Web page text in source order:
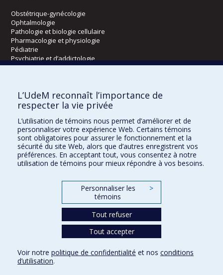
Obstétrique-gynécologie
Ophtalmologie
Pathologie et biologie cellulaire
Pharmacologie et physiologie
Pédiatrie
Psychiatrie et d’addictologie
Radiologie, radio-oncologie et médecine nucléaire
Écoles
Orthophonie et audiologie
Réadaptation
Directions
Confidentialité Conditions d’utilisation Paramètres des témoins
L’UdeM reconnaît l’importance de
respecter la vie privée
L’utilisation de témoins nous permet d’améliorer et de
personnaliser votre expérience Web. Certains témoins
sont obligatoires pour assurer le fonctionnement et la
sécurité du site Web, alors que d’autres enregistrent vos
préférences. En acceptant tout, vous consentez à notre
utilisation de témoins pour mieux répondre à vos besoins.
Personnaliser les
témoins
>
Tout refuser
Tout accepter
Voir notre politique de confidentialité et nos conditions
d’utilisation.